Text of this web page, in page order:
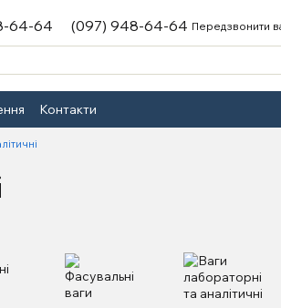
64-64 (097) 948-64-64 Передзвонити
Контакти